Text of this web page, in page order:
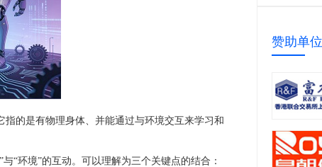
的是有物理身体、并能通过与环境交互来学习和
“环境”的互动。可以理解为三个关键点的结合：
赞助单位